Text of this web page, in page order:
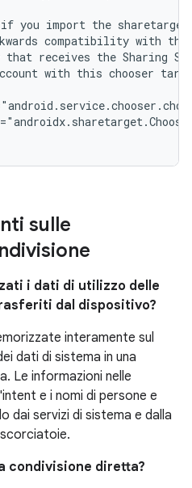
if you import the sharetarget
compatibility with the
that receives the Sharing
with this chooser
sulle
i dati di utilizzo delle
dal dispositivo?
interamente sul
dati di sistema in una
Le informazioni nelle
e i nomi di persone e
dai servizi di sistema e dalla
condivisione diretta?